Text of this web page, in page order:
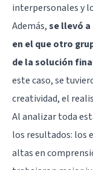
interpersonales y
Además,se llevó
en el que otro
de la solución
este caso, se
creatividad, el
Al analizar toda
los resultados: los
altas en